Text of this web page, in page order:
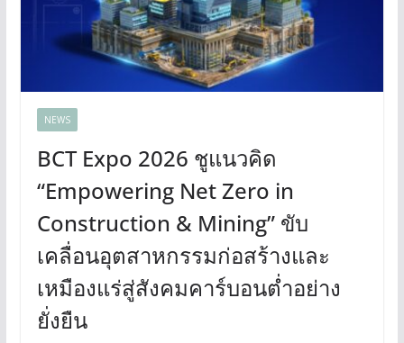
NEWS
BCT Expo 2026 ชูแนวคิด
“Empowering Net Zero in
Construction & Mining” ขับ
เคลื่อนอุตสาหกรรมก่อสร้างและ
เหมืองแร่สู่สังคมคาร์บอนต่ำอย่าง
ยั่งยืน